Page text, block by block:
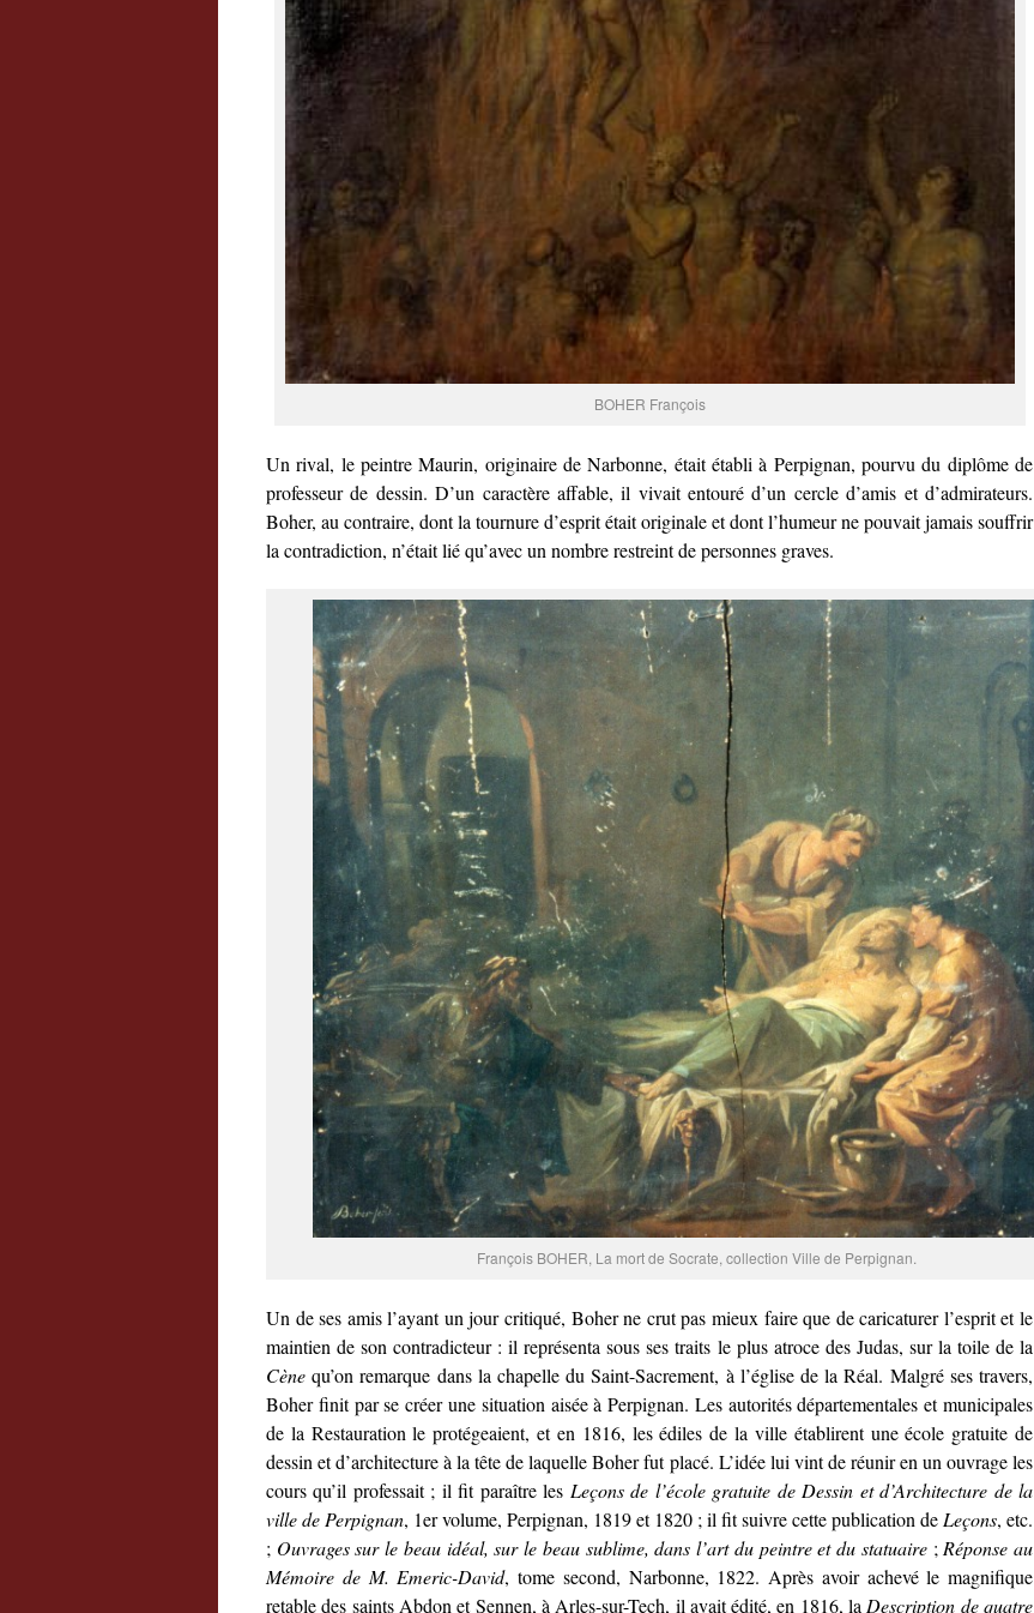
BOHER François
Un rival, le peintre Maurin, originaire de Narbonne, était établi à Perpignan, pourvu du diplôme de
professeur de dessin. D’un caractère affable, il vivait entouré d’un cercle d’amis et d’admirateurs.
Boher, au contraire, dont la tournure d’esprit était originale et dont l’humeur ne pouvait jamais souffrir
la contradiction, n’était lié qu’avec un nombre restreint de personnes graves.
François BOHER, La mort de Socrate, collection Ville de Perpignan.
Un de ses amis l’ayant un jour critiqué, Boher ne crut pas mieux faire que de caricaturer l’esprit et le
maintien de son contradicteur : il représenta sous ses traits le plus atroce des Judas, sur la toile de la
Cène qu’on remarque dans la chapelle du Saint-Sacrement, à l’église de la Réal. Malgré ses travers,
Boher finit par se créer une situation aisée à Perpignan. Les autorités départementales et municipales
de la Restauration le protégeaient, et en 1816, les édiles de la ville établirent une école gratuite de
dessin et d’architecture à la tête de laquelle Boher fut placé. L’idée lui vint de réunir en un ouvrage les
cours qu’il professait ; il fit paraître les Leçons de l’école gratuite de Dessin et d’Architecture de la
ville de Perpignan, 1er volume, Perpignan, 1819 et 1820 ; il fit suivre cette publication de Leçons, etc.
; Ouvrages sur le beau idéal, sur le beau sublime, dans l’art du peintre et du statuaire; Réponse au
Mémoire de M. Emeric-David, tome second, Narbonne, 1822. Après avoir achevé le magnifique
retable des saints Abdon et Sennen, à Arles-sur-Tech, il avait édité, en 1816, la Description de quatre